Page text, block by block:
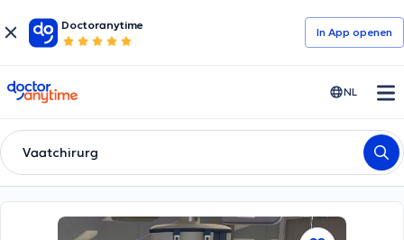
Doctoranytime
In App openen
doctoranytime NL
Vaatchirurg